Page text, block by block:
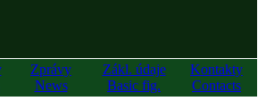
Zprávy
News
Zákl. údaje
Basic fig.
Kontakty
Contacts